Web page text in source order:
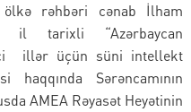
rəhbəri cənab İlham
tarixli “Azərbaycan
ci illər üçün süni intellekt
haqqında Sərəncamının
AMEA Rəyasət Heyətinin